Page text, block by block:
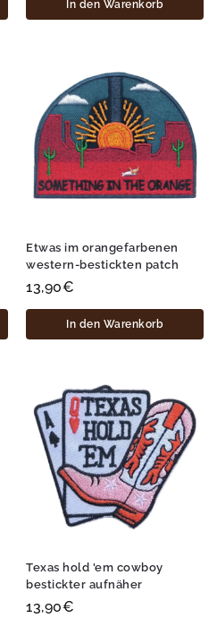
In den Warenkorb
Etwas im orangefarbenen
western-bestickten patch
13,90€
In den Warenkorb
Texas hold 'em cowboy
bestickter aufnäher
13,90€